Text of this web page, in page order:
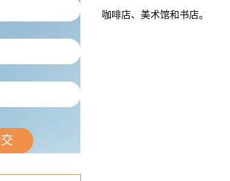
咖啡店、美术馆和书店。